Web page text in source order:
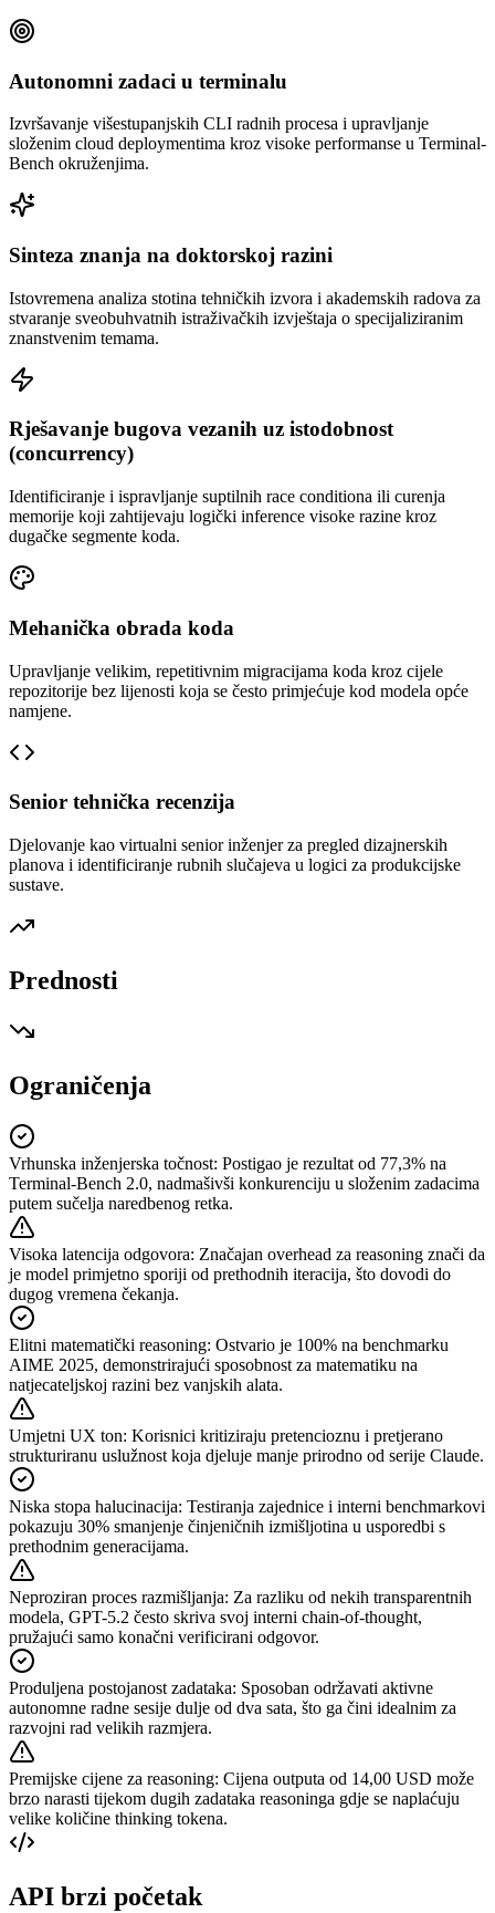
Autonomni zadaci u terminalu
Izvršavanje višestupanjskih CLI radnih procesa i upravljanje
složenim cloud deploymentima kroz visoke performanse u Terminal-
Bench okruženjima.
Sinteza znanja na doktorskoj razini
Istovremena analiza stotina tehničkih izvora i akademskih radova za
stvaranje sveobuhvatnih istraživačkih izvještaja o specijaliziranim
znanstvenim temama.
Rješavanje bugova vezanih uz istodobnost
(concurrency)
Identificiranje i ispravljanje suptilnih race conditiona ili curenja
memorije koji zahtijevaju logički inference visoke razine kroz
dugačke segmente koda.
Mehanička obrada koda
Upravljanje velikim, repetitivnim migracijama koda kroz cijele
repozitorije bez lijenosti koja se često primjećuje kod modela opće
namjene.
Senior tehnička recenzija
Djelovanje kao virtualni senior inženjer za pregled dizajnerskih
planova i identificiranje rubnih slučajeva u logici za produkcijske
sustave.
Prednosti
Ograničenja
Vrhunska inženjerska točnost: Postigao je rezultat od 77,3% na
Terminal-Bench 2.0, nadmašivši konkurenciju u složenim zadacima
putem sučelja naredbenog retka.
Visoka latencija odgovora: Značajan overhead za reasoning znači da
je model primjetno sporiji od prethodnih iteracija, što dovodi do
dugog vremena čekanja.
Elitni matematički reasoning: Ostvario je 100% na benchmarku
AIME 2025, demonstrirajući sposobnost za matematiku na
natjecateljskoj razini bez vanjskih alata.
Umjetni UX ton: Korisnici kritiziraju pretencioznu i pretjerano
strukturiranu uslužnost koja djeluje manje prirodno od serije Claude.
Niska stopa halucinacija: Testiranja zajednice i interni benchmarkovi
pokazuju 30% smanjenje činjeničnih izmišljotina u usporedbi s
prethodnim generacijama.
Neproziran proces razmišljanja: Za razliku od nekih transparentnih
modela, GPT-5.2 često skriva svoj interni chain-of-thought,
pružajući samo konačni verificirani odgovor.
Produljena postojanost zadataka: Sposoban održavati aktivne
autonomne radne sesije dulje od dva sata, što ga čini idealnim za
razvojni rad velikih razmjera.
Premijske cijene za reasoning: Cijena outputa od 14,00 USD može
brzo narasti tijekom dugih zadataka reasoninga gdje se naplaćuju
velike količine thinking tokena.
API brzi početak